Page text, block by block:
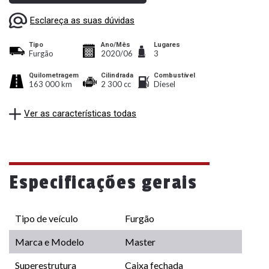
Esclareça as suas dúvidas
Tipo
Furgão
Quilometragem
163 000 km
Ano/Mês
2020/06
Cilindrada
2 300 cc
Lugares
3
Combustível
Diesel
Ver as características todas
Especificações gerais
Tipo de veículo Furgão
Marca e Modelo Master
Superestrutura Caixa fechada